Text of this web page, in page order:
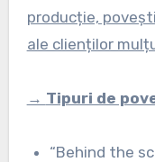
producție,
ale clienților
→ Tipuri de
“Behind the